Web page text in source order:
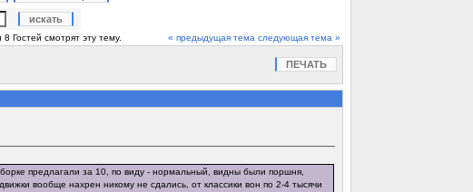
Гостей смотрят эту тему. « предыдущая тема следующая тема »
ПЕЧАТЬ
предлагали за 10, по виду - нормальный, видны были поршня,
вообще нахрен никому не сдались, от классики вон по 2-4 тысячи